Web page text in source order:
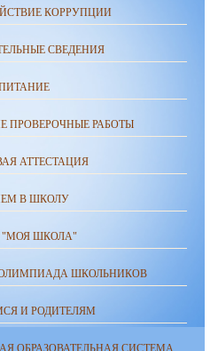
КОРРУПЦИИ
СВЕДЕНИЯ
ПРОВЕРОЧНЫЕ РАБОТЫ
АТТЕСТАЦИЯ
В ШКОЛУ
"МОЯ ШКОЛА"
ШКОЛЬНИКОВ
И РОДИТЕЛЯМ
ОБРАЗОВАТЕЛЬНАЯ СИСТЕМА